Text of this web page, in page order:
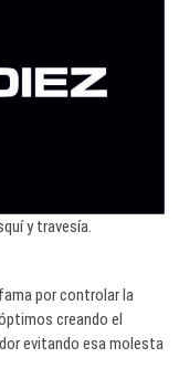
y travesía.
por controlar la
creando el
evitando esa molesta